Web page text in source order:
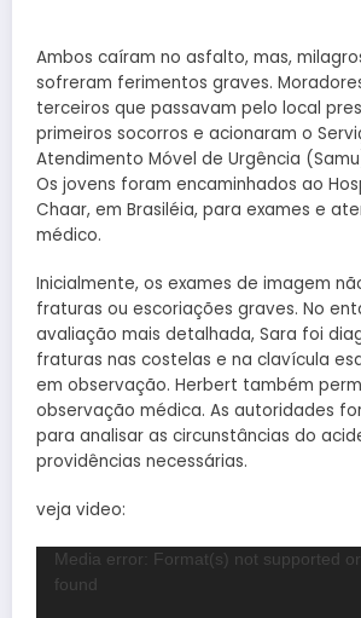
Ambos caíram no asfalto, mas,
sofreram ferimentos graves.
terceiros que passavam pelo local
primeiros socorros e acionaram o
Atendimento Móvel de Urgência
Os jovens foram encaminhados ao
Chaar, em Brasiléia, para exames e
médico.
Inicialmente, os exames de imagem
fraturas ou escoriações graves. No
avaliação mais detalhada, Sara foi
fraturas nas costelas e na clavícula
em observação. Herbert também
observação médica. As autoridades
para analisar as circunstâncias do
providências necessárias.
veja video:
Tocador
Media error: Format(s) not supported
found